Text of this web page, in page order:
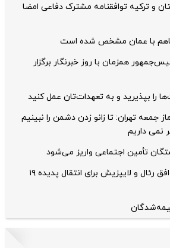
و ترکیه توافقنامه مشترک دفاعی امضا
با عمان مشخص شده است
همزمان با روز خبرنگار برگزار
را بپذیرید و به تعهدات‌تان عمل کنید
تهران: تا زانو زدن دشمن را نبینیم
داریم
تأمین اجتماعی واریز می‌شود
پایان جنجال؛ توافق رئال و لایپزیش برای انتقال پدیده ۱۹